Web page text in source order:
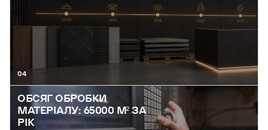
04
ОБСЯГ ОБРОБКИ
МАТЕРІАЛУ: 65000 М² ЗА
РІК